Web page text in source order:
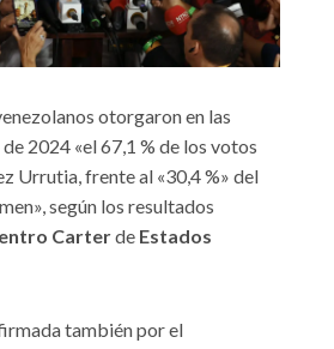
otorgaron en las
2024 «el 67,1 % de los votos
Urrutia, frente al «30,4 %» del
según los resultados
Carterde Estados
también por el